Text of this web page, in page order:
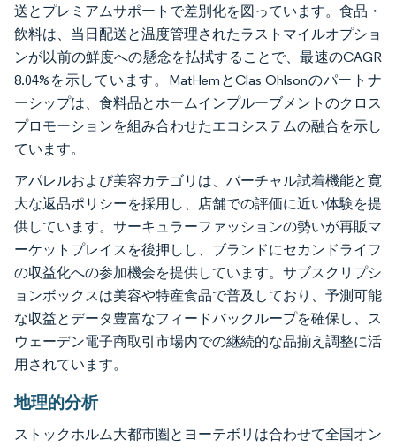
送とプレミアムサポートで差別化を図っています。食品・
飲料は、当日配送と温度管理されたラストマイルオプショ
ンが以前の鮮度への懸念を払拭することで、最速のCAGR
8.04%を示しています。MatHemとClas Ohlsonのパートナ
ーシップは、食料品とホームインプルーブメントのクロス
プロモーションを組み合わせたエコシステムの融合を示し
ています。
アパレルおよび美容カテゴリは、バーチャル試着機能と寛
大な返品ポリシーを採用し、店舗での評価に近い体験を提
供しています。サーキュラーファッションの勢いが再販マ
ーケットプレイスを後押しし、ブランドにセカンドライフ
の収益化への参加機会を提供しています。サブスクリプシ
ョンボックスは美容や特産食品で普及しており、予測可能
な収益とデータ豊富なフィードバックループを確保し、ス
ウェーデン電子商取引市場内での継続的な品揃え調整に活
用されています。
地理的分析
ストックホルム大都市圏とヨーテボリは合わせて全国オン